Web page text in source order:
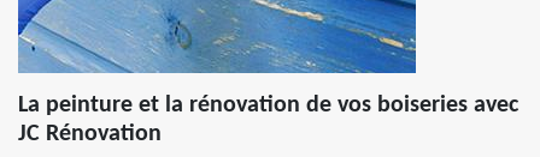
La peinture et la rénovation de vos boiseries avec
JC Rénovation